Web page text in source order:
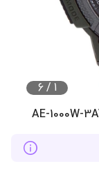
1
/
6